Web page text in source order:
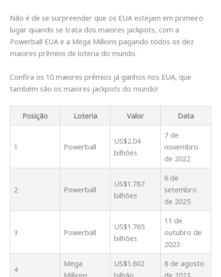
Não é de se surpreender que os EUA estejam em primeiro
lugar quando se trata dos maiores jackpots, com a
Powerball EUA e a Mega Millions pagando todos os dez
maiores prêmios de loteria do mundo.
Confira os 10 maiores prêmios já ganhos nos EUA, que
também são os maiores jackpots do mundo!
Posição Loteria Valor Data
1 Powerball
US$2.04
bilhões
7 de
novembro
de 2022
2 Powerball
US$1.787
bilhões
6 de
setembro
de 2025
3 Powerball
US$1.765
bilhões
11 de
outubro de
2023
4
Mega
Millions
US$1.602
bilhão
8 de agosto
de 2023